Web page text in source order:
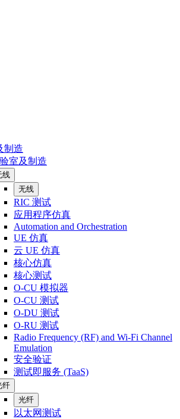
制造
室及制造
线
无线
RIC 测试
应用程序仿真
Automation and Orchestration
UE 仿真
云 UE 仿真
核心仿真
核心测试
O-CU 模拟器
O-CU 测试
O-DU 测试
O-RU 测试
Radio Frequency (RF) and Wi-Fi Channel
Emulation
安全验证
测试即服务 (TaaS)
纤
光纤
以太网测试